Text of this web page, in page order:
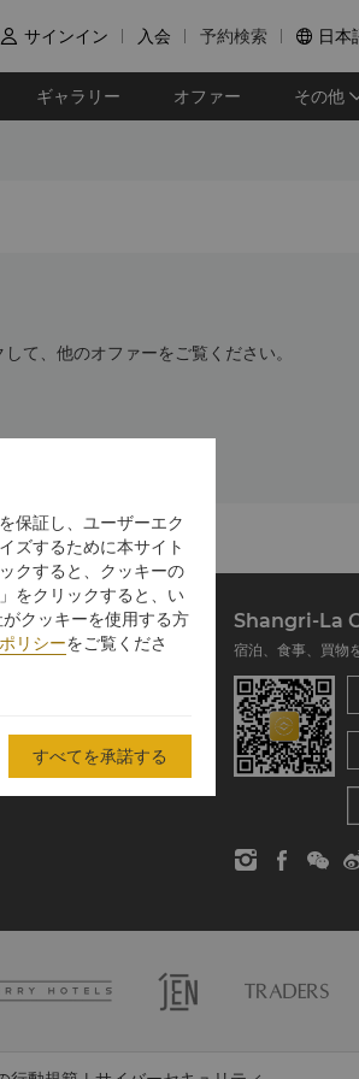
 サインイン 入会 予約検索  日本
ギャラリー オファー その他
て、他のオファーをご覧ください。
的責任
Shangri-La
宿泊、食事、買物
保証し、ユーザーエク
ズするために本サイト
クすると、クッキーの
をクリックすると、い
クッキーを使用する方
リシーをご覧くださ
すべてを承諾する